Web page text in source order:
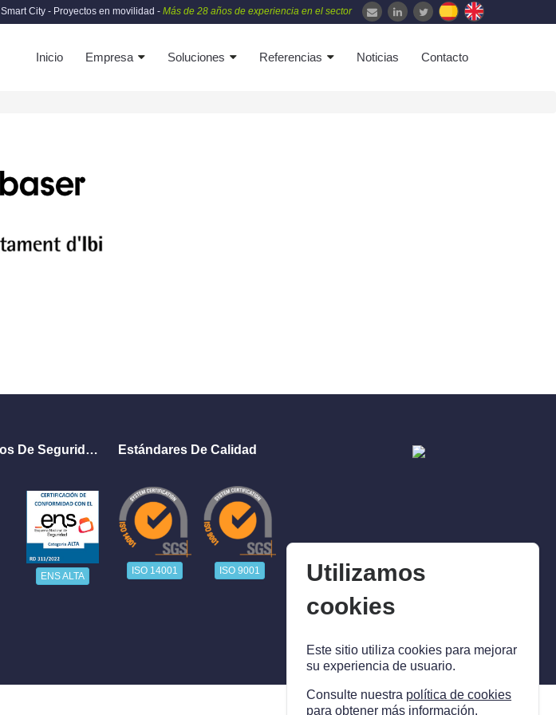
Smart City - Proyectos en movilidad - Más de 28 años de experiencia en el sector
Inicio Empresa Soluciones Referencias Noticias Contacto
Certificados De Seguridad
ENS ALTA
Estándares De Calidad
ISO 14001 ISO 9001
Utilizamos
cookies
Este sitio utiliza cookies para mejorar
su experiencia de usuario.
Consulte nuestra política de cookies
para obtener más información.